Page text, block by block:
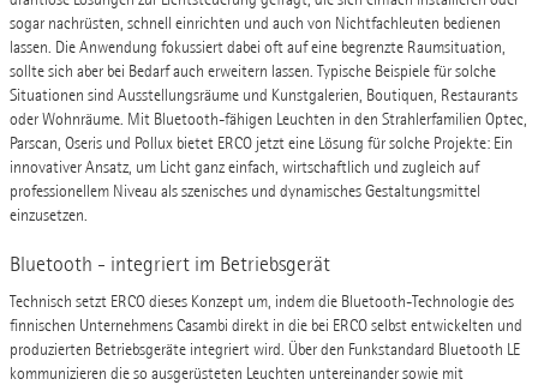
sogar nachrüsten, schnell einrichten und auch von Nichtfachleuten bedienen
lassen. Die Anwendung fokussiert dabei oft auf eine begrenzte Raumsituation,
sollte sich aber bei Bedarf auch erweitern lassen. Typische Beispiele für solche
Situationen sind Ausstellungsräume und Kunstgalerien, Boutiquen, Restaurants
oder Wohnräume. Mit Bluetooth-fähigen Leuchten in den Strahlerfamilien Optec,
Parscan, Oseris und Pollux bietet ERCO jetzt eine Lösung für solche Projekte: Ein
innovativer Ansatz, um Licht ganz einfach, wirtschaftlich und zugleich auf
professionellem Niveau als szenisches und dynamisches Gestaltungsmittel
einzusetzen.
Bluetooth - integriert im Betriebsgerät
Technisch setzt ERCO dieses Konzept um, indem die Bluetooth-Technologie des
finnischen Unternehmens Casambi direkt in die bei ERCO selbst entwickelten und
produzierten Betriebsgeräte integriert wird. Über den Funkstandard Bluetooth LE
kommunizieren die so ausgerüsteten Leuchten untereinander sowie mit